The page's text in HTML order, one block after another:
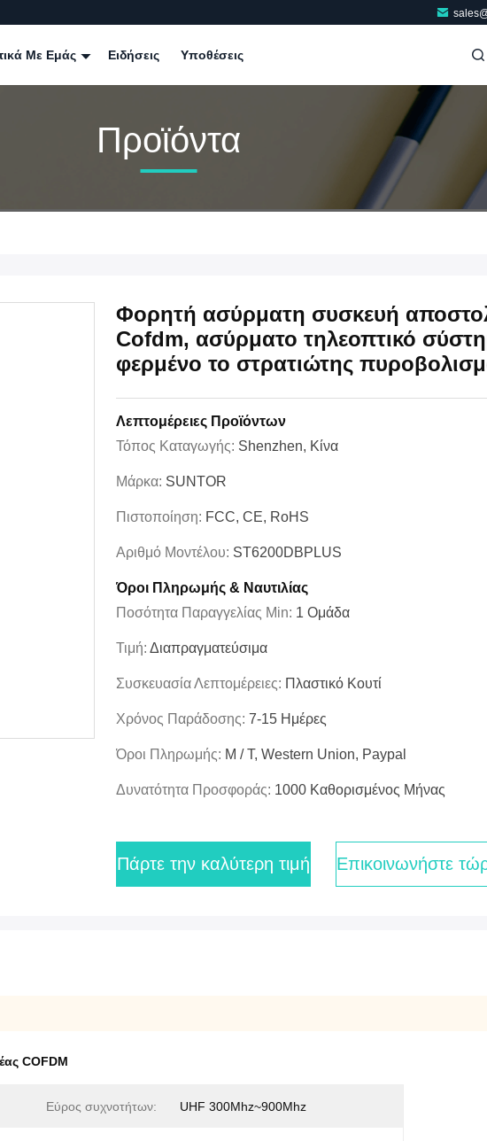
Με Εμάς Ειδήσεις Υποθέσεις
Προϊόντα
Φορητή ασύρματη συσκευή
Cofdm, ασύρματο τηλεοπτικό
φερμένο το στρατιώτης
Λεπτομέρειες Προϊόντων
Τόπος Καταγωγής: Shenzhen, Κίνα
Μάρκα: SUNTOR
Πιστοποίηση: FCC, CE, RoHS
Αριθμό Μοντέλου: ST6200DBPLUS
Όροι Πληρωμής & Ναυτιλίας
Ποσότητα Παραγγελίας Min: 1 Ομάδα
Τιμή: Διαπραγματεύσιμα
Συσκευασία Λεπτομέρειες: Πλαστικό Κουτί
Χρόνος Παράδοσης: 7-15 Ημέρες
Όροι Πληρωμής: Μ / Τ, Western Union, Paypal
Δυνατότητα Προσφοράς: 1000 Καθορισμένος Μήνας
Πάρτε την καλύτερη τιμή Επικοινωνήστε
COFDM
Εύρος συχνοτήτων: UHF 300Mhz~900Mhz